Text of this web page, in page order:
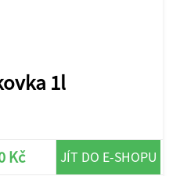
1l
Kč JÍT DO E-SHOPU